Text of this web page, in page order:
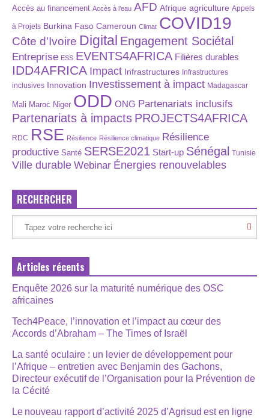
Accès au financement Accès à l’eau AFD Afrique agriculture Appels
à Projets Burkina Faso Cameroun Climat COVID19
Côte d'Ivoire Digital Engagement Sociétal
Entreprise ESS EVENTS4AFRICA Filières durables
IDD4AFRICA Impact Infrastructures Infrastructures
inclusives Innovation Investissement à impact Madagascar
Mali Maroc Niger ODD ONG Partenariats inclusifs
Partenariats à impacts PROJECTS4AFRICA
RDC RSE Résilience Résilience climatique Résilience
productive Santé SERSE2021 Start-up Sénégal Tunisie
Ville durable Webinar Énergies renouvelables
RECHERCHER
Articles récents
Enquête 2026 sur la maturité numérique des OSC
africaines
Tech4Peace, l’innovation et l’impact au cœur des
Accords d’Abraham – The Times of Israël
La santé oculaire : un levier de développement pour
l’Afrique – entretien avec Benjamin des Gachons,
Directeur exécutif de l’Organisation pour la Prévention de
la Cécité
Le nouveau rapport d’activité 2025 d’Agrisud est en ligne